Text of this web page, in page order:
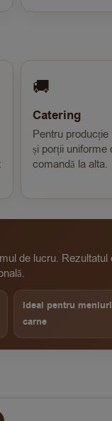
🚚
Catering
Pentru producție
și porții uniforme
comandă la alta.
de lucru. Rezultatul
Ideal pentru
carne